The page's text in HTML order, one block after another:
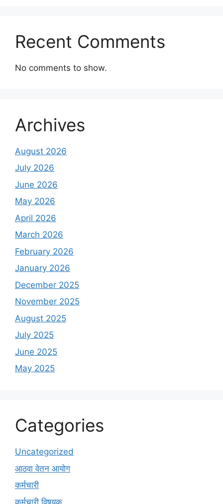
Recent Comments
No comments to show.
Archives
August 2026
July 2026
June 2026
May 2026
April 2026
March 2026
February 2026
January 2026
December 2025
November 2025
August 2025
July 2025
June 2025
May 2025
Categories
Uncategorized
आठवा वेतन आयोग
कर्मचारी
कर्मचारी विषयक